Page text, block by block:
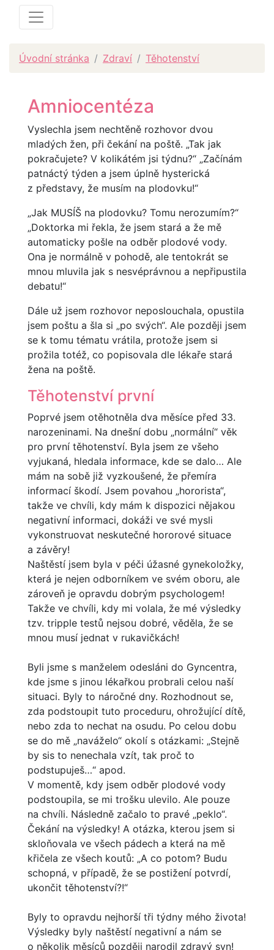
Úvodní stránka Zdraví Těhotenství
Amniocentéza
Vyslechla jsem nechtěně rozhovor dvou
mladých žen, při čekání na poště. „Tak jak
pokračujete? V kolikátém jsi týdnu?“ „Začínám
patnáctý týden a jsem úplně hysterická
z představy, že musím na plodovku!“
„Jak MUSÍŠ na plodovku? Tomu nerozumím?“
„Doktorka mi řekla, že jsem stará a že mě
automaticky pošle na odběr plodové vody.
Ona je normálně v pohodě, ale tentokrát se
mnou mluvila jak s nesvéprávnou a nepřipustila
debatu!“
Dále už jsem rozhovor neposlouchala, opustila
jsem poštu a šla si „po svých“. Ale později jsem
se k tomu tématu vrátila, protože jsem si
prožila totéž, co popisovala dle lékaře stará
žena na poště.
Těhotenství první
Poprvé jsem otěhotněla dva měsíce před 33.
narozeninami. Na dnešní dobu „normální“ věk
pro první těhotenství. Byla jsem ze všeho
vyjukaná, hledala informace, kde se dalo… Ale
mám na sobě již vyzkoušené, že přemíra
informací škodí. Jsem povahou „hororista“,
takže ve chvíli, kdy mám k dispozici nějakou
negativní informaci, dokáži ve své mysli
vykonstruovat neskutečné hororové situace
a závěry!
Naštěstí jsem byla v péči úžasné gynekoložky,
která je nejen odborníkem ve svém oboru, ale
zároveň je opravdu dobrým psychologem!
Takže ve chvíli, kdy mi volala, že mé výsledky
tzv. tripple testů nejsou dobré, věděla, že se
mnou musí jednat v rukavičkách!
Byli jsme s manželem odesláni do Gyncentra,
kde jsme s jinou lékařkou probrali celou naší
situaci. Byly to náročné dny. Rozhodnout se,
zda podstoupit tuto proceduru, ohrožující dítě,
nebo zda to nechat na osudu. Po celou dobu
se do mě „naváželo“ okolí s otázkami: „Stejně
by sis to nenechala vzít, tak proč to
podstupuješ…“ apod.
V momentě, kdy jsem odběr plodové vody
podstoupila, se mi trošku ulevilo. Ale pouze
na chvíli. Následně začalo to pravé „peklo“.
Čekání na výsledky! A otázka, kterou jsem si
skloňovala ve všech pádech a která na mě
křičela ze všech koutů: „A co potom? Budu
schopná, v případě, že se postižení potvrdí,
ukončit těhotenství?!“
Byly to opravdu nejhorší tři týdny mého života!
Výsledky byly naštěstí negativní a nám se
o několik měsíců později narodil zdravý syn!